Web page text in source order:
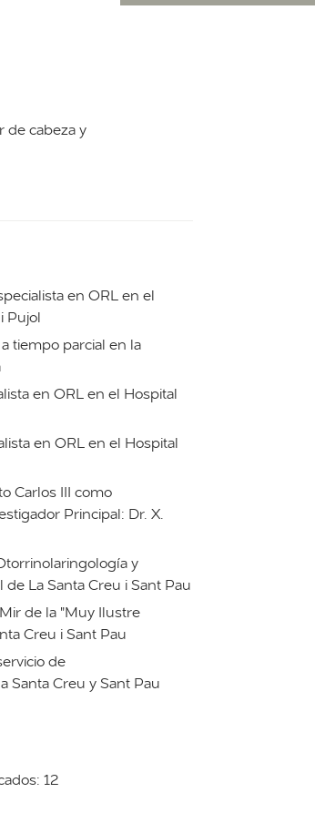
de cabeza y
en ORL en el
Pujol
tiempo parcial en la
en ORL en el Hospital
en ORL en el Hospital
Carlos III como
Principal: Dr. X.
y
La Santa Creu i Sant Pau
de la "Muy Ilustre
Creu i Sant Pau
de
Santa Creu y Sant Pau
12